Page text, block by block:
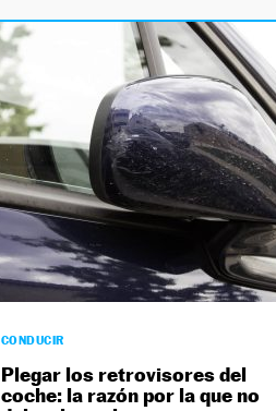
CONDUCIR
Plegar los retrovisores del
coche: la razón por la que no